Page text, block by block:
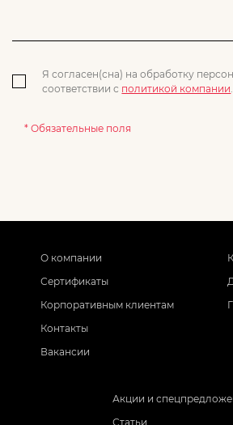
Я согласен(сна) на обработку
соответствии с политикой компании
* Обязательные поля
О компании
Сертификаты
Корпоративным клиентам
Контакты
Вакансии
Акции и
Статьи